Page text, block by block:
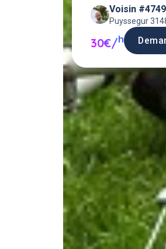
espacVoisin
Puyssegur
30€/h